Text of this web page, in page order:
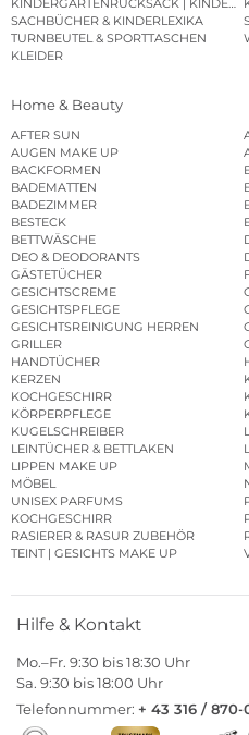
SACHBÜCHER & KINDERLEXIKA
TURNBEUTEL & SPORTTASCHEN
KLEIDER
Home & Beauty
AFTER SUN
AUGEN MAKE UP
BACKFORMEN
BADEMATTEN
BADEZIMMER
BESTECK
BETTWÄSCHE
DEO & DEODORANTS
GÄSTETÜCHER
GESICHTSCREME
GESICHTSPFLEGE
GESICHTSREINIGUNG HERREN
GRILLER
HANDTÜCHER
KERZEN
KOCHGESCHIRR
KÖRPERPFLEGE
KUGELSCHREIBER
LEINTÜCHER & BETTLAKEN
LIPPEN MAKE UP
MÖBEL
UNISEX PARFUMS
KOCHGESCHIRR
RASIERER & RASUR ZUBEHÖR
TEINT | GESICHTS MAKE UP
Hilfe & Kontakt
Mo.–Fr. 9:30 bis 18:30 Uhr
Sa. 9:30 bis 18:00 Uhr
Telefonnummer: + 43 316 / 870-